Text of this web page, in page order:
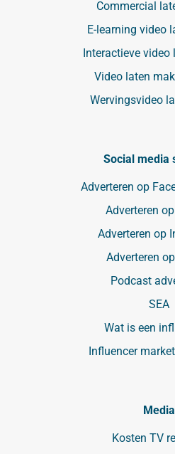
Commercial
E-learning video
Interactieve
Video laten
Wervingsvideo
Social media
Adverteren op
Adverteren
Adverteren op
Adverteren
Podcast
SEA
Wat is een
Influencer
Media
Kosten TV